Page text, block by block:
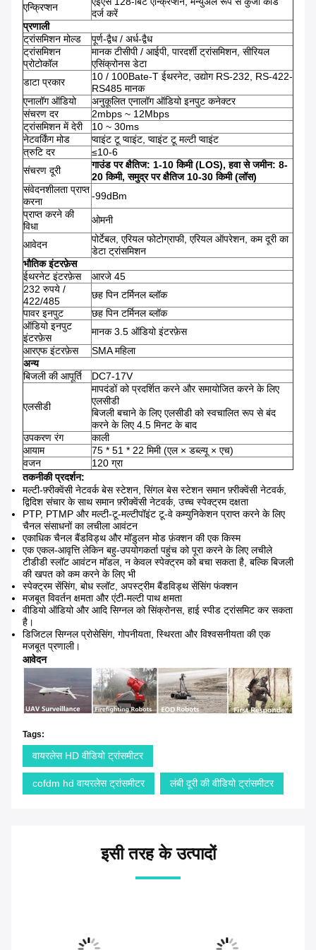
एन्क्रिप्शन
दर्ज करें
प्रणाली
ट्रांसमिशन मोल्ड
पूर्ण-द्वैध / अर्ध-द्वैध
ट्रांसमिशन
प्रोटोकॉल
मानक टीसीपी / आईपी, पारदर्शी ट्रांसमिशन, सीरियल
एसिंक्रोनस डेटा
डाटा प्रकार
10 / 100Bate-T ईथरनेट, उद्योग RS-232, RS-422-
RS485 मानक
एनालॉग ऑडियो
अनुकूलित एनालॉग ऑडियो इनपुट कनेक्टर
संचरण दर
2mbps ~ 12Mbps
ट्रांसमिशन में देरी
10 ~ 30ms
नेटवर्किंग मोड
प्वाइंट टू प्वाइंट, प्वाइंट टू मल्टी प्वाइंट
त्रुटि दर
≤10-6
संचरण दूरी
गाउंड पर क्षैतिज: 1-10 किमी (LOS), हवा से जमीन: 8-
20 किमी, समुद्र पर क्षैतिज 10-30 किमी (लॉस)
संवेदनशीलता प्राप्त
करना
-99dBm
प्राप्त करने की
विधा
ओमनी
आवेदन
पोर्टेबल, एरियल फोटोग्राफी, एरियल ऑपरेशन, कम दूरी का
डेटा ट्रांसमिशन
भौतिक इंटरफ़ेस
ईथरनेट इंटरफ़ेस
आरजे 45
232 रुपये /
422/485
छह पिन टर्मिनल ब्लॉक
पावर इनपुट
छह पिन टर्मिनल ब्लॉक
ऑडियो इनपुट
इंटरफ़ेस
मानक 3.5 ऑडियो इंटरफ़ेस
आरएफ इंटरफ़ेस
SMA महिला
अन्य
बिजली की आपूर्ति
DC7-17V
एलसीडी
मापदंडों को प्रदर्शित करने और समायोजित करने के लिए
एलसीडी
बिजली बचाने के लिए एलसीडी को स्वचालित रूप से बंद
करने के लिए 4.5 मिनट के बाद
उपकरण रंग
काली
आयाम
75 * 51 * 22 मिमी (एल × डब्ल्यू × एच)
वजन
120 ग्रा
तकनीकी प्रदर्शन:
मल्टी-फ़्रीक्वेंसी नेटवर्क बेस स्टेशन, सिंगल बेस स्टेशन समान फ़्रीक्वेंसी नेटवर्क,
द्विदिश संचार के साथ समान फ़्रीक्वेंसी नेटवर्क, उच्च स्पेक्ट्रम दक्षता
PTP, PTMP और मल्टी-टू-मल्टीपॉइंट टू-वे कम्युनिकेशन प्राप्त करने के लिए
चैनल संसाधनों का लचीला आवंटन
एकाधिक चैनल बैंडविड्थ और मॉडुलन मोड फ़ंक्शन की एक किस्म
एक एकल-आवृत्ति लेकिन बहु-उपयोगकर्ता पहुंच को पूरा करने के लिए लचीले
टीडीडी स्लॉट आवंटन मॉडल, न केवल स्पेक्ट्रम को बचा सकता है, बल्कि बिजली
की खपत को कम करने के लिए भी
स्पेक्ट्रम सेंसिंग, बोध स्लॉट, अपस्ट्रीम बैंडविड्थ सेंसिंग फंक्शन
मजबूत विवर्तन क्षमता और एंटी-मल्टी पाथ क्षमता
वीडियो ऑडियो और आदि सिग्नल को सिंक्रोनस, हाई स्पीड ट्रांसमिट कर सकता
है।
डिजिटल सिग्नल प्रोसेसिंग, गोपनीयता, स्थिरता और विश्वसनीयता की एक
मजबूत प्रणाली।
आवेदन
Tags:
वायरलेस HD वीडियो ट्रांसमीटर
cofdm hd वायरलेस ट्रांसमीटर लंबी दूरी की वीडियो ट्रांसमीटर
इसी तरह के उत्पादों